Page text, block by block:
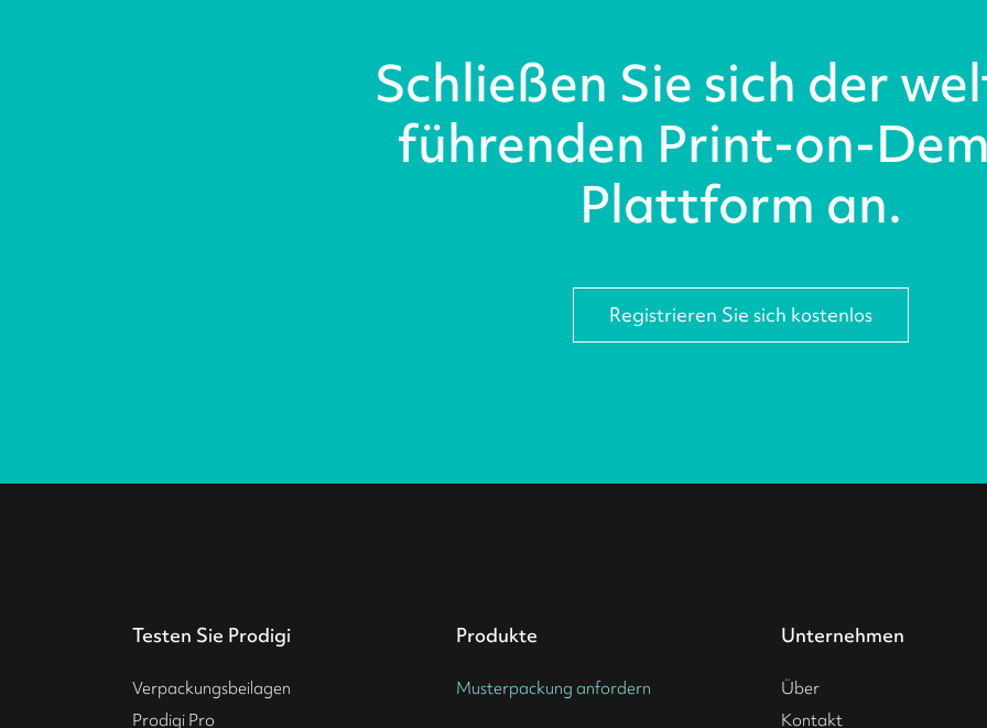
Schließen Sie sich der
führenden Print-on-
Plattform an.
Registrieren Sie sich kostenlos
Testen Sie Prodigi
Verpackungsbeilagen
Prodigi Pro
Produkte
Musterpackung anfordern
Unternehmen
Über
Kontakt